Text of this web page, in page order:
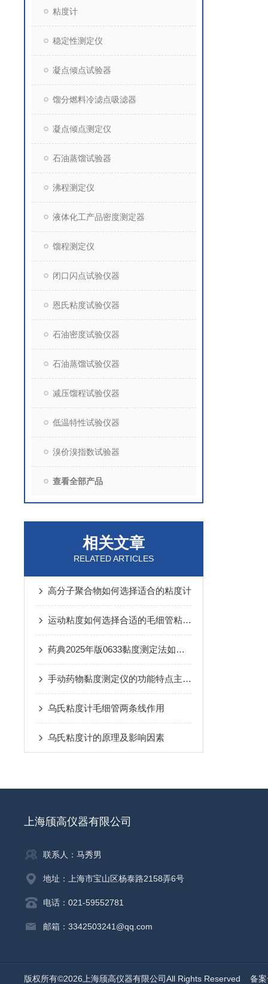
粘度计
稳定性测定仪
凝点倾点试验器
馏分燃料冷滤点吸滤器
凝点倾点测定仪
石油蒸馏试验器
沸程测定仪
液体化工产品密度测定器
馏程测定仪
闭口闪点试验仪器
恩氏粘度试验仪器
石油密度试验仪器
石油蒸馏试验仪器
减压馏程试验仪器
低温特性试验仪器
溴价溴指数试验器
查看全部产品
相关文章
RELATED ARTICLES
高分子聚合物如何选择适合的粘度计
运动粘度如何选择合适的毛细管粘度计
药典2025年版0633黏度测定法如何选择仪器
手动药物黏度测定仪的功能特点主要包括哪些？
乌氏粘度计毛细管两条线作用
乌氏粘度计的原理及影响因素
上海颀高仪器有限公司
联系人：马秀男
地址：上海市宝山区杨泰路2158弄6号
电话：021-59552781
邮箱：3342503241@qq.com
版权所有©2026上海颀高仪器有限公司All Rights Reserved 备